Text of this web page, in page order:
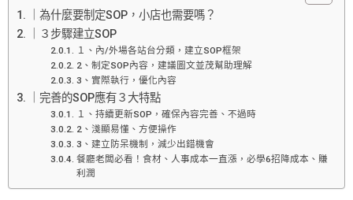
｜為什麼要制定SOP，小店也需要嗎？
｜３步驟建立SOP
１、內/外場各站台分類，建立SOP框架
2、制定SOP內容，建議圖文並茂幫助理解
3、實際執行，優化內容
｜完善的SOP應有３大特點
１、持續更新SOP，確保內容完善、不過時
2、淺顯易懂、方便操作
3、建立防呆機制，減少出錯機會
餐廳老闆必看！食材、人事成本一直漲，必學6招降成本、賺
利潤